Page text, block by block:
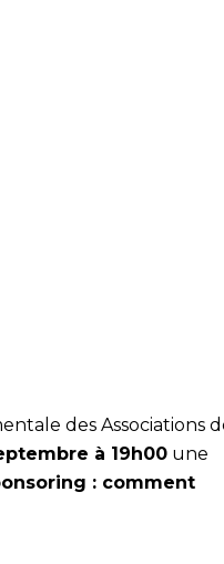
des Associations
à 19h00 une
: comment